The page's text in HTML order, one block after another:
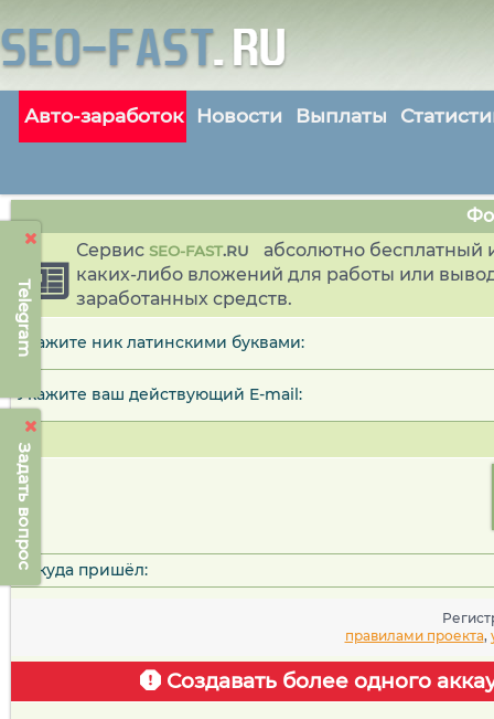
Telegram
Задать вопрос
Авто-заработок Новости Выплаты
Сервис SEO-FAST.RU
абсолютно бесплатный
каких-либо вложений для работы или
заработанных средств.
Укажите ник латинскими буквами:
Укажите ваш действующий E-mail:
Откуда пришёл:
правилами проекта,
Создавать более одного